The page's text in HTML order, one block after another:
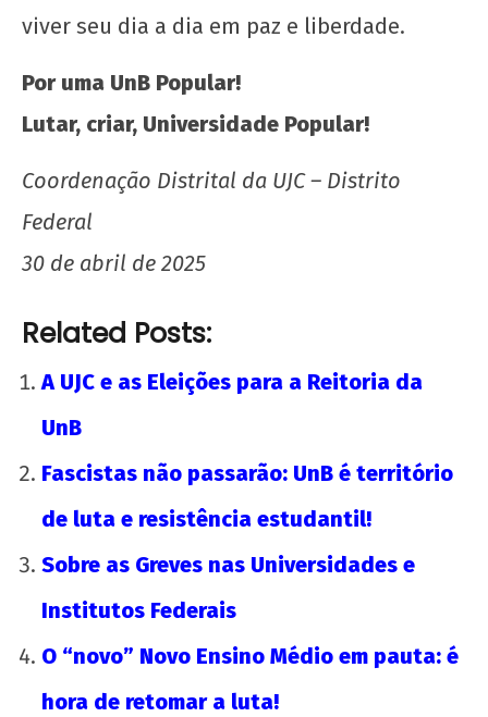
viver seu dia a dia em paz e liberdade.
Por uma UnB Popular!
Lutar, criar, Universidade Popular!
Coordenação Distrital da UJC – Distrito
Federal
30 de abril de 2025
Related Posts:
A UJC e as Eleições para a Reitoria da
UnB
Fascistas não passarão: UnB é território
de luta e resistência estudantil!
Sobre as Greves nas Universidades e
Institutos Federais
O “novo” Novo Ensino Médio em pauta: é
hora de retomar a luta!